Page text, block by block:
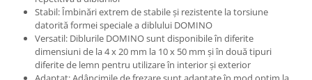
Stabil: Îmbinări extrem de stabile şi rezistente la torsiune
datorită formei speciale a diblului DOMINO
Versatil: Diblurile DOMINO sunt disponibile în diferite
dimensiuni de la 4 x 20 mm la 10 x 50 mm şi în două tipuri
diferite de lemn pentru utilizare în interior şi exterior